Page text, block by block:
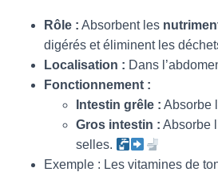
Rôle : Absorbent les
digérés et éliminent les
Localisation : Dans
Fonctionnement :
Intestin grêle : Absorbe
Gros intestin : Absorbe
selles.
Exemple : Les vitamines de